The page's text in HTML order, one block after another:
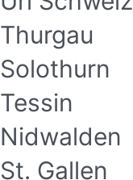
Thurgau
Solothurn
Tessin
Nidwalden
St. Gallen